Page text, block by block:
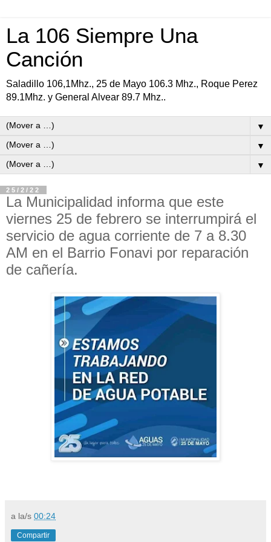
La 106 Siempre Una
Canción
Saladillo 106,1Mhz., 25 de Mayo 106.3 Mhz., Roque Perez
89.1Mhz. y General Alvear 89.7 Mhz..
▼
▼
▼
25/2/22
La Municipalidad informa que este
viernes 25 de febrero se interrumpirá el
servicio de agua corriente de 7 a 8.30
AM en el Barrio Fonavi por reparación
de cañería.
a la/s 00:24
Compartir